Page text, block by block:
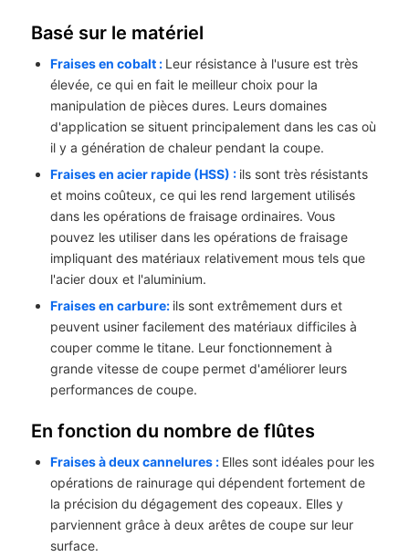
Basé sur le matériel
Fraises en cobalt : Leur résistance à l'usure est très
élevée, ce qui en fait le meilleur choix pour la
manipulation de pièces dures. Leurs domaines
d'application se situent principalement dans les cas où
il y a génération de chaleur pendant la coupe.
Fraises en acier rapide (HSS) : ils sont très résistants
et moins coûteux, ce qui les rend largement utilisés
dans les opérations de fraisage ordinaires. Vous
pouvez les utiliser dans les opérations de fraisage
impliquant des matériaux relativement mous tels que
l'acier doux et l'aluminium.
Fraises en carbure: ils sont extrêmement durs et
peuvent usiner facilement des matériaux difficiles à
couper comme le titane. Leur fonctionnement à
grande vitesse de coupe permet d'améliorer leurs
performances de coupe.
En fonction du nombre de flûtes
Fraises à deux cannelures : Elles sont idéales pour les
opérations de rainurage qui dépendent fortement de
la précision du dégagement des copeaux. Elles y
parviennent grâce à deux arêtes de coupe sur leur
surface.